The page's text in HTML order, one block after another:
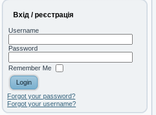
Вхід / реєстрація
Username
Password
Remember Me
Forgot your password?
Forgot your username?